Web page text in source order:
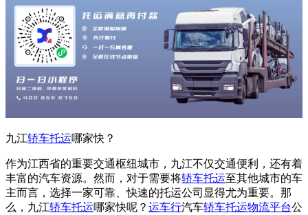
九江轿车托运哪家快？
作为江西省的重要交通枢纽城市，九江不仅交通便利，还有着
丰富的汽车资源。然而，对于需要将轿车托运至其他城市的车
主而言，选择一家可靠、快速的托运公司显得尤为重要。那
么，九江轿车托运哪家快呢？ 运车行汽车轿车托运物流平台公